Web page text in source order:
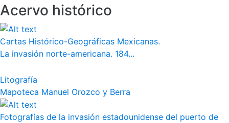
Acervo histórico
Cartas Histórico-Geográficas Mexicanas.
La invasión norte-americana. 184...
Litografía
Mapoteca Manuel Orozco y Berra
Fotografías de la invasión estadounidense del puerto de